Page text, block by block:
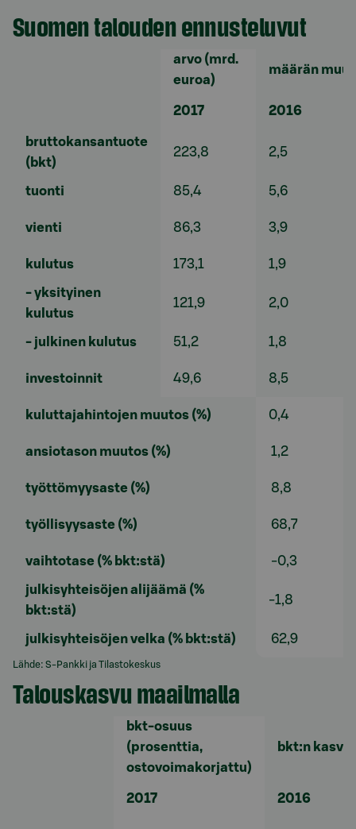
Suomen talouden ennusteluvut
arvo (mrd.
euroa)
määrän
2017 2016
bruttokansantuote
(bkt)
223,8 2,5
tuonti 85,4 5,6
vienti 86,3 3,9
kulutus 173,1 1,9
- yksityinen
kulutus
121,9 2,0
- julkinen kulutus 51,2 1,8
investoinnit 49,6 8,5
kuluttajahintojen muutos (%) 0,4
ansiotason muutos (%) 1,2
työttömyysaste (%) 8,8
työllisyysaste (%) 68,7
vaihtotase (% bkt:stä) -0,3
julkisyhteisöjen alijäämä (%
bkt:stä)
-1,8
julkisyhteisöjen velka (% bkt:stä) 62,9
Lähde: S-Pankki ja Tilastokeskus
Talouskasvu maailmalla
bkt-osuus
(prosenttia,
ostovoimakorjattu)
bkt:n
2017 2016